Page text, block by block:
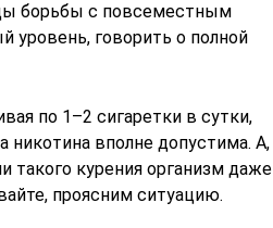
борьбы с повсеместным
говорить о полной
по 1–2 сигаретки в сутки,
никотина вполне допустима. А,
такого курения организм даже
проясним ситуацию.